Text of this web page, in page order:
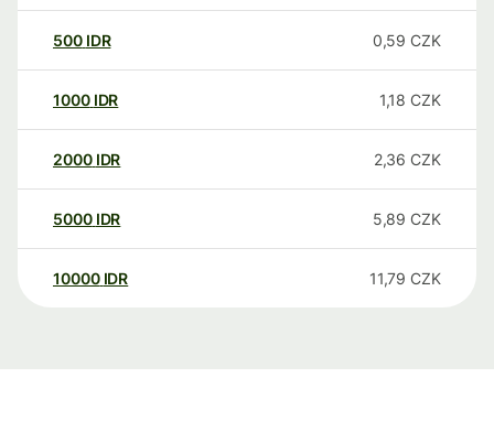
500 IDR 0,59 CZK
1000 IDR 1,18 CZK
2000 IDR 2,36 CZK
5000 IDR 5,89 CZK
10000 IDR 11,79 CZK